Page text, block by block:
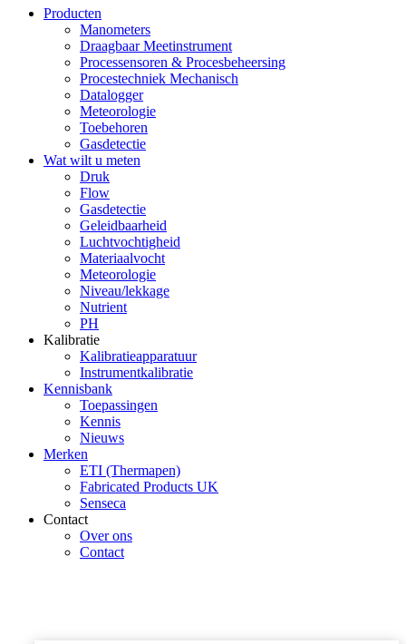
Producten
Manometers
Draagbaar Meetinstrument
Processensoren & Procesbeheersing
Procestechniek Mechanisch
Datalogger
Meteorologie
Toebehoren
Gasdetectie
Wat wilt u meten
Druk
Flow
Gasdetectie
Geleidbaarheid
Luchtvochtigheid
Materiaalvocht
Meteorologie
Niveau/lekkage
Nutrient
PH
Kalibratie
Kalibratieapparatuur
Instrumentkalibratie
Kennisbank
Toepassingen
Kennis
Nieuws
Merken
ETI (Thermapen)
Fabricated Products UK
Senseca
Contact
Over ons
Contact